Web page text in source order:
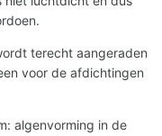
terecht aangeraden
voor de afdichtingen
algenvorming in de